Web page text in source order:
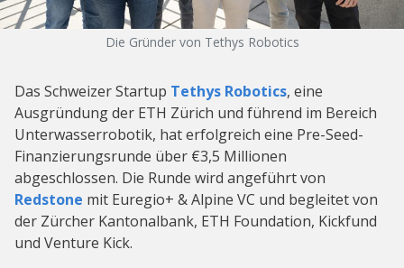
Die Gründer von Tethys Robotics
Das Schweizer Startup Tethys Robotics, eine
Ausgründung der ETH Zürich und führend im Bereich
Unterwasserrobotik, hat erfolgreich eine Pre-Seed-
Finanzierungsrunde über €3,5 Millionen
abgeschlossen. Die Runde wird angeführt von
Redstone mit Euregio+ & Alpine VC und begleitet von
der Zürcher Kantonalbank, ETH Foundation, Kickfund
und Venture Kick.